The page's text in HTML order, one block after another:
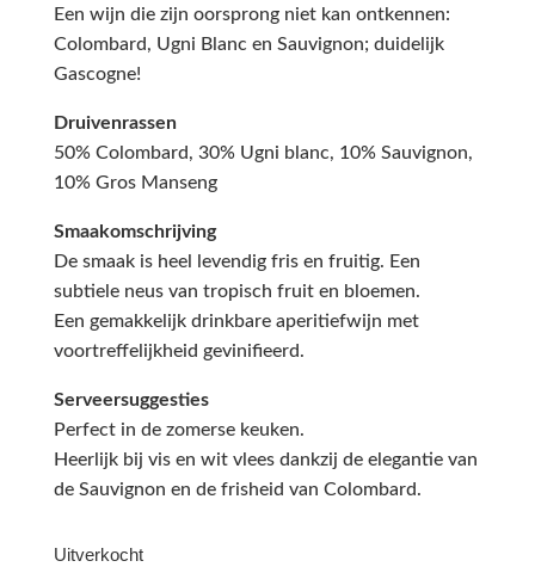
Een wijn die zijn oorsprong niet kan ontkennen:
Colombard, Ugni Blanc en Sauvignon; duidelijk
Gascogne!
Druivenrassen
50% Colombard, 30% Ugni blanc, 10% Sauvignon,
10% Gros Manseng
Smaakomschrijving
De smaak is heel levendig fris en fruitig. Een
subtiele neus van tropisch fruit en bloemen.
Een gemakkelijk drinkbare aperitiefwijn met
voortreffelijkheid gevinifieerd.
Serveersuggesties
Perfect in de zomerse keuken.
Heerlijk bij vis en wit vlees dankzij de elegantie van
de Sauvignon en de frisheid van Colombard.
Uitverkocht